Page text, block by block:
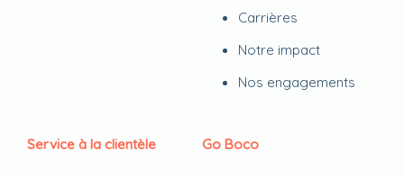
Carrières
Notre impact
Nos engagements
Service à la clientèle Go Boco